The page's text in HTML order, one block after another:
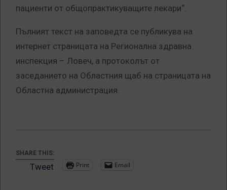
пациенти от общопрактикуващите лекари“.
Пълният текст на заповедта се публикува на
интернет страницата на Регионална здравна
инспекция – Ловеч, а протоколът от
заседанието на Областния щаб на страницата на
Областна администрация.
SHARE THIS:
Tweet Print Email